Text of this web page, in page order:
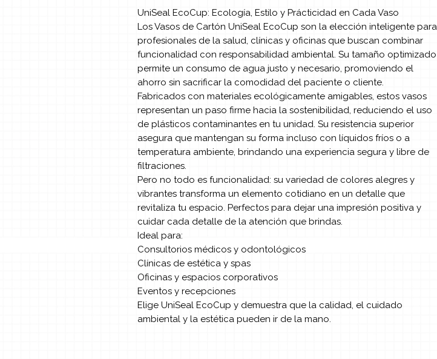
UniSeal EcoCup: Ecología, Estilo y Prácticidad en Cada Vaso
Los Vasos de Cartón UniSeal EcoCup son la elección inteligente para
profesionales de la salud, clínicas y oficinas que buscan combinar
funcionalidad con responsabilidad ambiental. Su tamaño optimizado
permite un consumo de agua justo y necesario, promoviendo el
ahorro sin sacrificar la comodidad del paciente o cliente.
Fabricados con materiales ecológicamente amigables, estos vasos
representan un paso firme hacia la sostenibilidad, reduciendo el uso
de plásticos contaminantes en tu unidad. Su resistencia superior
asegura que mantengan su forma incluso con líquidos fríos o a
temperatura ambiente, brindando una experiencia segura y libre de
filtraciones.
Pero no todo es funcionalidad: su variedad de colores alegres y
vibrantes transforma un elemento cotidiano en un detalle que
revitaliza tu espacio. Perfectos para dejar una impresión positiva y
cuidar cada detalle de la atención que brindas.
Ideal para:
Consultorios médicos y odontológicos
Clínicas de estética y spas
Oficinas y espacios corporativos
Eventos y recepciones
Elige UniSeal EcoCup y demuestra que la calidad, el cuidado
ambiental y la estética pueden ir de la mano.